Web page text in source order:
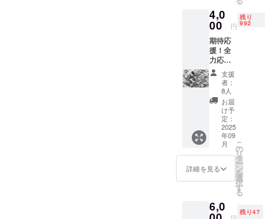
厳選し
た5種類
から3枚
をお届
けしま
す ※ポ
スト
カード
の選
択、交
換はで
きませ
ん。
4,0
00 円
残り
992
期待応
援！全
力応
援！
【A4サ
イズ・
プリン
ト版
画】額
縁付き
雅龍が
デザイ
ンした
デジタ
ル画を
提供し
・サイ
ズA4 ・
支援
者：
8人
お届
け予
定：
2025
年09
月
詳細を見る
こ
の
リ
タ
ー
ン
を
選
択
す
る
6,0 残り47